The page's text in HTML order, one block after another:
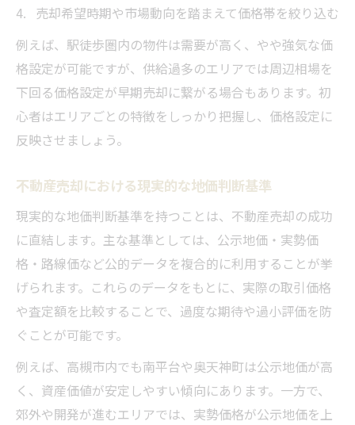
売却希望時期や市場動向を踏まえて価格帯を絞り込む
例えば、駅徒歩圏内の物件は需要が高く、やや強気な価
格設定が可能ですが、供給過多のエリアでは周辺相場を
下回る価格設定が早期売却に繋がる場合もあります。初
心者はエリアごとの特徴をしっかり把握し、価格設定に
反映させましょう。
不動産売却における現実的な地価判断基準
現実的な地価判断基準を持つことは、不動産売却の成功
に直結します。主な基準としては、公示地価・実勢価
格・路線価など公的データを複合的に利用することが挙
げられます。これらのデータをもとに、実際の取引価格
や査定額を比較することで、過度な期待や過小評価を防
ぐことが可能です。
例えば、高槻市内でも南平台や奥天神町は公示地価が高
く、資産価値が安定しやすい傾向にあります。一方で、
郊外や開発が進むエリアでは、実勢価格が公示地価を上